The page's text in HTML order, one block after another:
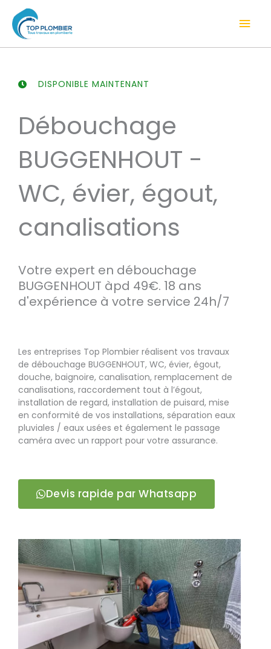
contenu
DISPONIBLE MAINTENANT
Débouchage
BUGGENHOUT -
WC, évier, égout,
canalisations
Votre expert en débouchage
BUGGENHOUT àpd 49€. 18 ans
d'expérience à votre service 24h/7
Les entreprises Top Plombier réalisent vos travaux
de débouchage BUGGENHOUT, WC, évier, égout,
douche, baignoire, canalisation, remplacement de
canalisations, raccordement tout à l’égout,
installation de regard, installation de puisard, mise
en conformité de vos installations, séparation eaux
pluviales / eaux usées et également le passage
caméra avec un rapport pour votre assurance.
Devis rapide par Whatsapp